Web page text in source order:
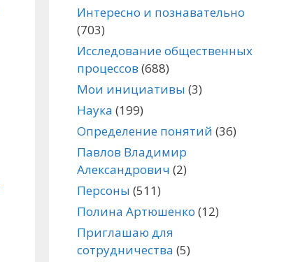
Интересно и познавательно
(703)
Исследование общественных
процессов (688)
Мои инициативы (3)
Наука (199)
Определение понятий (36)
Павлов Владимир
Александрович (2)
Персоны (511)
Полина Артюшенко (12)
Приглашаю для
сотрудничества (5)